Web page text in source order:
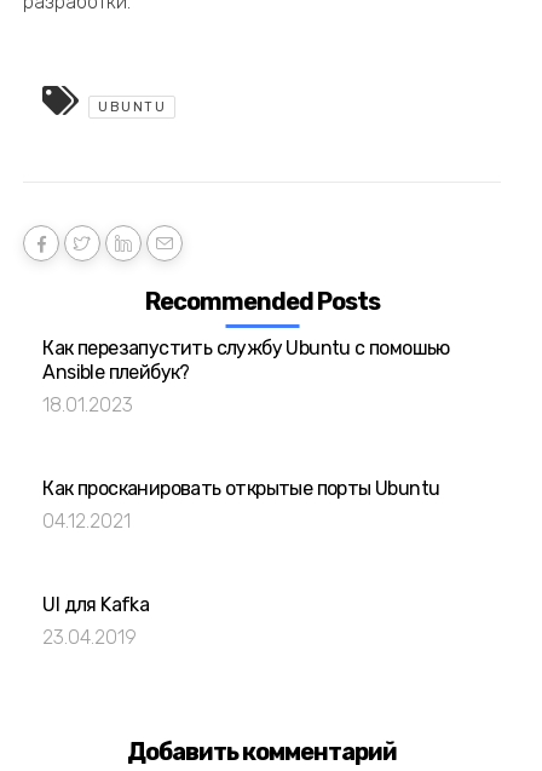
UBUNTU
Recommended Posts
Как перезапустить службу Ubuntu с помошью
Ansible плейбук?
18.01.2023
Как просканировать открытые порты Ubuntu
04.12.2021
UI для Kafka
23.04.2019
Добавить комментарий